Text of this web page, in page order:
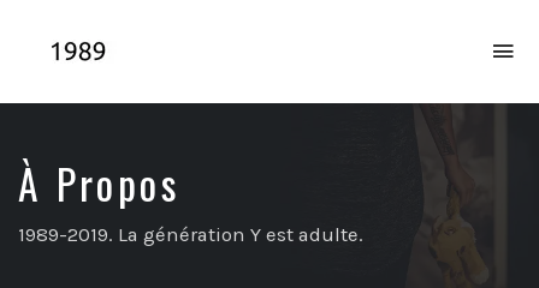
génération
adulte
À Propos
1989-2019. La génération Y est adulte.